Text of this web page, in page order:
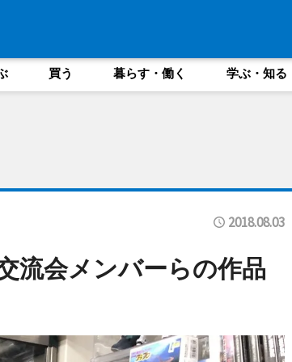
買う 暮らす・働く 学ぶ・知る
2018.08.03
流会メンバーらの作品